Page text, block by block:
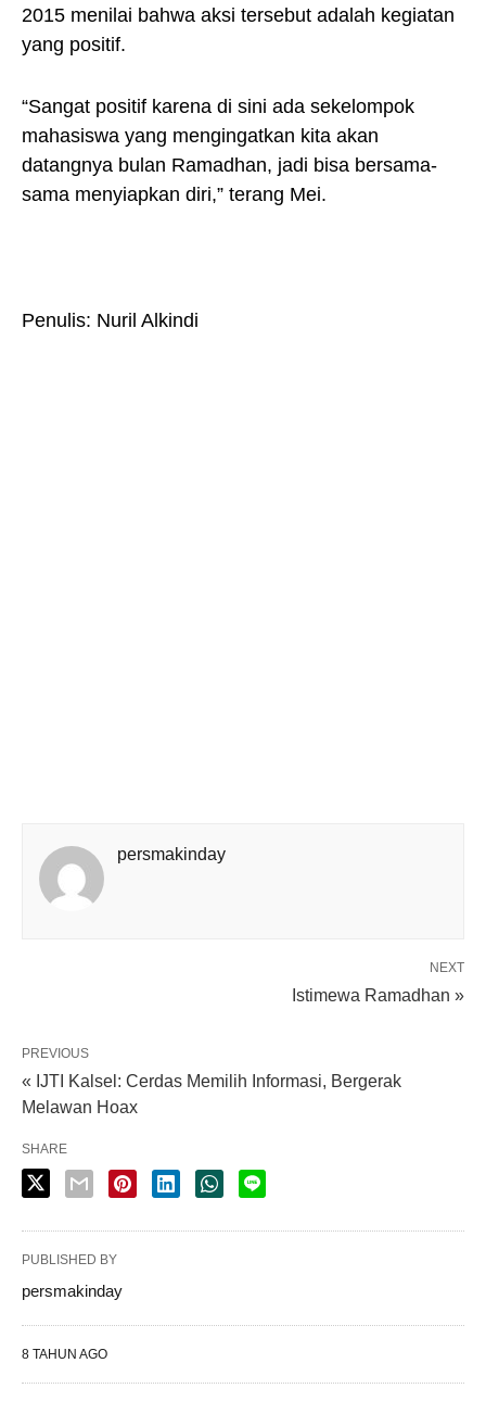
2015 menilai bahwa aksi tersebut adalah kegiatan
yang positif.
“Sangat positif karena di sini ada sekelompok
mahasiswa yang mengingatkan kita akan
datangnya bulan Ramadhan, jadi bisa bersama-
sama menyiapkan diri,” terang Mei.
Penulis: Nuril Alkindi
persmakinday
NEXT
Istimewa Ramadhan »
PREVIOUS
« IJTI Kalsel: Cerdas Memilih Informasi, Bergerak
Melawan Hoax
SHARE
PUBLISHED BY
persmakinday
8 TAHUN AGO